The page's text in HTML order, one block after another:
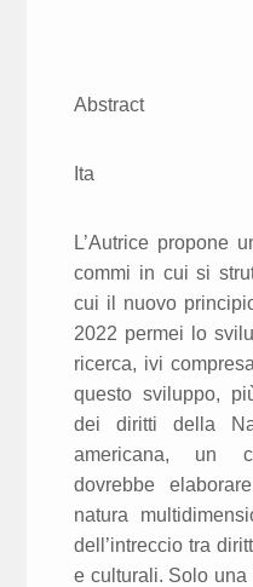
Abstract
Ita
L’Autrice propone
commi in cui si
cui il nuovo
2022 permei lo
ricerca, ivi
questo sviluppo,
dei diritti della
americana, un
dovrebbe
natura
dell’intreccio tra
e culturali. Solo una